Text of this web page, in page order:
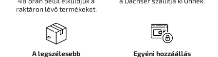
raktáron lévő termékeket.
A legszélesebb
Egyéni hozzáállás